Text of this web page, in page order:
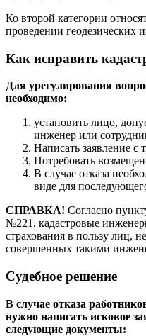
Ко второй категории
проведении геодезических
Как исправить
Для урегулирования
необходимо:
установить лицо,
инженер или
Написать заявление с
Потребовать
В случае отказа
виде для
СПРАВКА! Согласно
№221, кадастровые
страхования в пользу лиц,
совершенных такими
Судебное решение
В случае отказа
нужно написать исковое
следующие документы: